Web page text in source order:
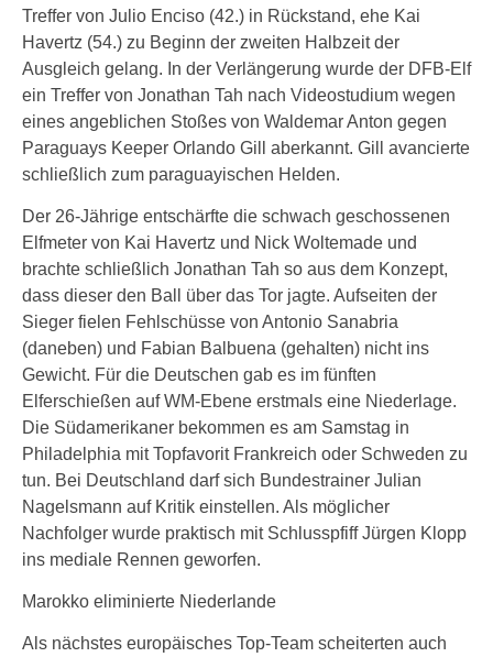
Treffer von Julio Enciso (42.) in Rückstand, ehe Kai
Havertz (54.) zu Beginn der zweiten Halbzeit der
Ausgleich gelang. In der Verlängerung wurde der DFB-Elf
ein Treffer von Jonathan Tah nach Videostudium wegen
eines angeblichen Stoßes von Waldemar Anton gegen
Paraguays Keeper Orlando Gill aberkannt. Gill avancierte
schließlich zum paraguayischen Helden.
Der 26-Jährige entschärfte die schwach geschossenen
Elfmeter von Kai Havertz und Nick Woltemade und
brachte schließlich Jonathan Tah so aus dem Konzept,
dass dieser den Ball über das Tor jagte. Aufseiten der
Sieger fielen Fehlschüsse von Antonio Sanabria
(daneben) und Fabian Balbuena (gehalten) nicht ins
Gewicht. Für die Deutschen gab es im fünften
Elferschießen auf WM-Ebene erstmals eine Niederlage.
Die Südamerikaner bekommen es am Samstag in
Philadelphia mit Topfavorit Frankreich oder Schweden zu
tun. Bei Deutschland darf sich Bundestrainer Julian
Nagelsmann auf Kritik einstellen. Als möglicher
Nachfolger wurde praktisch mit Schlusspfiff Jürgen Klopp
ins mediale Rennen geworfen.
Marokko eliminierte Niederlande
Als nächstes europäisches Top-Team scheiterten auch